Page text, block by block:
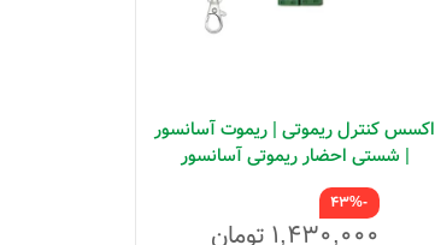
اکسس کنترل ریموتی | ریموت آسانسور
| شستی احضار ریموتی آسانسور
۱,۴۳۰,۰۰۰ تومان
-43%